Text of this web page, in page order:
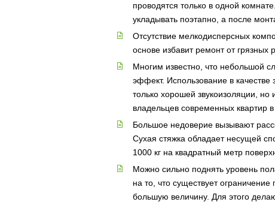
проводятся только в одной
укладывать поэтапно, а после
Отсутствие мелкодисперсных
основе избавит ремонт от грязных
Многим известно, что небольшой
эффект. Использование в
только хорошей звукоизоляции,
владельцев современных квартир в
Большое недоверие вызывают
Сухая стяжка обладает несущей
1000 кг на квадратный метр
Можно сильно поднять уровень
на то, что существует
большую величину. Для этого